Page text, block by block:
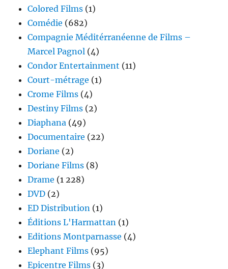
Colored Films (1)
Comédie (682)
Compagnie Méditérranéenne de Films –
Marcel Pagnol (4)
Condor Entertainment (11)
Court-métrage (1)
Crome Films (4)
Destiny Films (2)
Diaphana (49)
Documentaire (22)
Doriane (2)
Doriane Films (8)
Drame (1 228)
DVD (2)
ED Distribution (1)
Éditions L'Harmattan (1)
Editions Montparnasse (4)
Elephant Films (95)
Epicentre Films (3)